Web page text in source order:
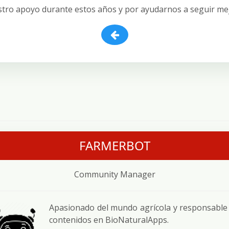
apoyo durante estos años y por ayudarnos a seguir
FARMERBOT
Community Manager
Apasionado del mundo agrícola y
contenidos en BioNaturalApps.